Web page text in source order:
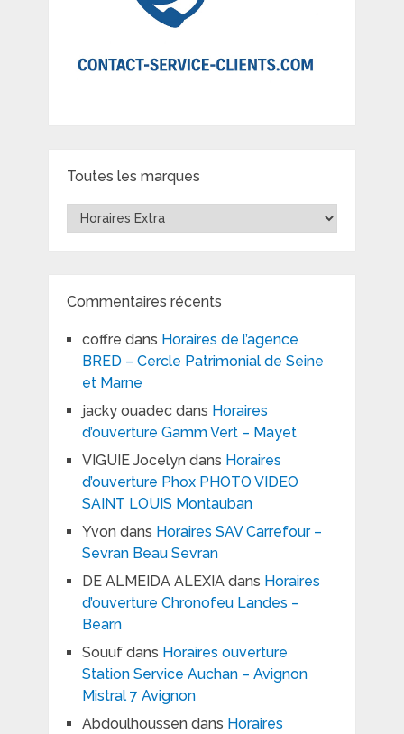
Toutes les marques
Toutes
les
Commentaires récents
coffre dans Horaires de l’agence
BRED – Cercle Patrimonial de Seine
et Marne
jacky ouadecdans Horaires
d’ouverture Gamm Vert – Mayet
VIGUIE Jocelyndans Horaires
d’ouverture Phox PHOTO VIDEO
SAINT LOUIS Montauban
Yvondans Horaires SAV Carrefour –
Sevran Beau Sevran
DE ALMEIDA ALEXIAdans Horaires
d’ouverture Chronofeu Landes –
Bearn
Souufdans Horaires ouverture
Station Service Auchan – Avignon
Mistral 7 Avignon
Abdoulhoussendans Horaires